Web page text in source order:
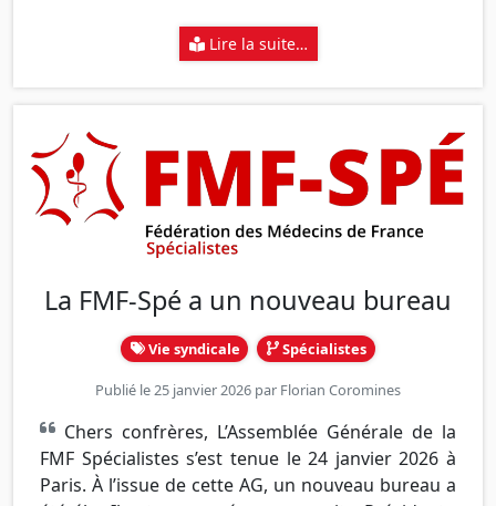
Lire la suite…
La FMF-Spé a un nouveau bureau
Vie syndicale Spécialistes
Publié le 25 janvier 2026 par Florian Coromines
Chers confrères, L’Assemblée Générale de la
FMF Spécialistes s’est tenue le 24 janvier 2026 à
Paris. À l’issue de cette AG, un nouveau bureau a